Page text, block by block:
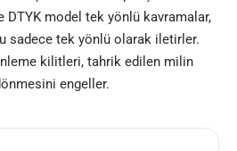
DTYK model tek yönlü kavramalar,
sadece tek yönlü olarak iletirler.
kilitleri, tahrik edilen milin
engeller.